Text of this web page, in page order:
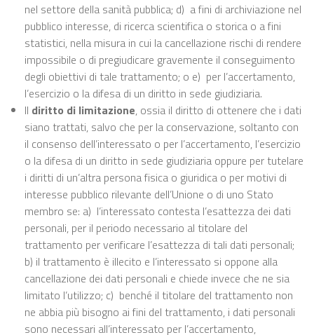
nel settore della sanità pubblica; d) a fini di archiviazione nel
pubblico interesse, di ricerca scientifica o storica o a fini
statistici, nella misura in cui la cancellazione rischi di rendere
impossibile o di pregiudicare gravemente il conseguimento
degli obiettivi di tale trattamento; o e) per l’accertamento,
l’esercizio o la difesa di un diritto in sede giudiziaria.
Il diritto di limitazione, ossia il diritto di ottenere che i dati
siano trattati, salvo che per la conservazione, soltanto con
il consenso dell’interessato o per l’accertamento, l’esercizio
o la difesa di un diritto in sede giudiziaria oppure per tutelare
i diritti di un’altra persona fisica o giuridica o per motivi di
interesse pubblico rilevante dell’Unione o di uno Stato
membro se: a) l’interessato contesta l’esattezza dei dati
personali, per il periodo necessario al titolare del
trattamento per verificare l’esattezza di tali dati personali;
b) il trattamento è illecito e l’interessato si oppone alla
cancellazione dei dati personali e chiede invece che ne sia
limitato l’utilizzo; c) benché il titolare del trattamento non
ne abbia più bisogno ai fini del trattamento, i dati personali
sono necessari all’interessato per l’accertamento,